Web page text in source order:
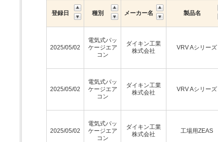
登録日 種別 メーカー名 製品名
2025/05/02
電気式パッ
ケージエア
コン
ダイキン工業
株式会社
VRV Aシリーズ
2025/05/02
電気式パッ
ケージエア
コン
ダイキン工業
株式会社
VRV Aシリーズ
2025/05/02
電気式パッ
ケージエア
コン
ダイキン工業
株式会社
工場用ZEAS